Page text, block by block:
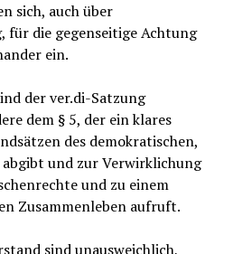
sich, auch über
für die gegenseitige Achtung
ein.
der ver.di-Satzung
dem § 5, der ein klares
des demokratischen,
abgibt und zur Verwirklichung
und zu einem
Zusammenleben aufruft.
sind unausweichlich,